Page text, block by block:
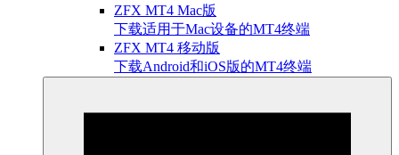
ZFX MT4 Mac版
下载适用于Mac设备的MT4终端
ZFX MT4 移动版
下载Android和iOS版的MT4终端